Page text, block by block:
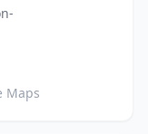
Maps